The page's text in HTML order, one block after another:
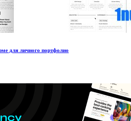
для личного портфолио